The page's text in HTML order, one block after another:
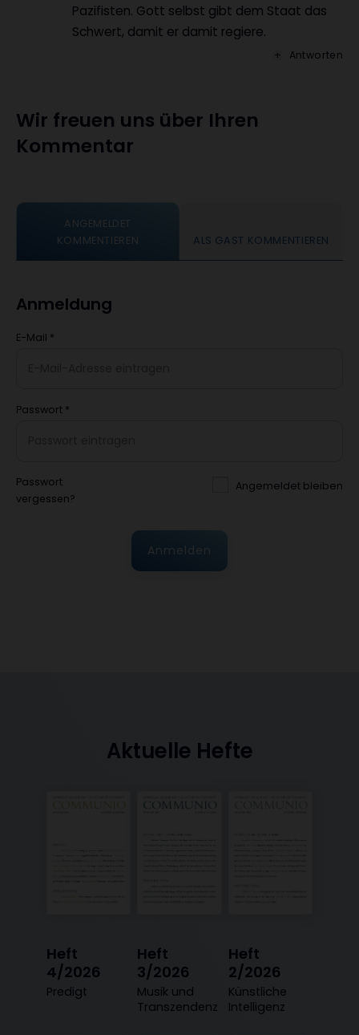
Pazifisten. Gott selbst gibt dem Staat das
Schwert, damit er damit regiere.
Antworten
Wir freuen uns über Ihren
Kommentar
ANGEMELDET
KOMMENTIEREN
ALS GAST KOMMENTIEREN
Anmeldung
E-Mail *
Passwort *
Passwort
vergessen?
Angemeldet bleiben
Anmelden
Aktuelle Hefte
Heft
4/2026
:
Predigt
Heft
3/2026
:
Musik und
Transzendenz
Heft
2/2026
:
Künstliche
Intelligenz